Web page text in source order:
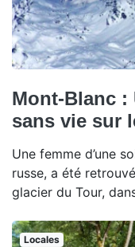
Mont-Blanc :
sans vie sur
Une femme d’une
russe, a été
glacier du Tour,
Locales